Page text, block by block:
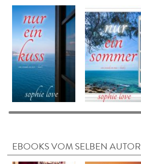
EBOOKS VOM SELBEN AUTOR